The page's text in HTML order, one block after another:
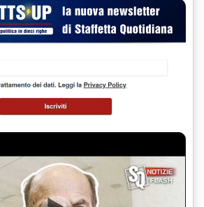
Q8
ad Ancona'
alle 13.19.